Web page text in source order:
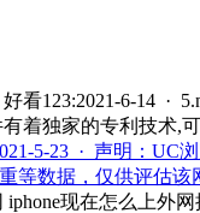
好看123:2021-6-14 ·
着独家的专利技术,
5-23 · 声明：UC
等数据，仅供评估
现在怎么上外